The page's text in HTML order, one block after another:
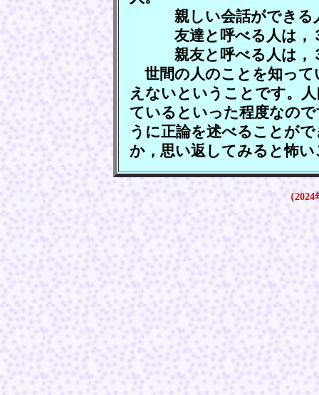
親しい会話ができる人
友達と呼べる人は，
親友と呼べる人は，
世間の人のことを知って
えないということです。
ているといった程度なの
うに正論を述べることが
か，思い返してみると怖
（